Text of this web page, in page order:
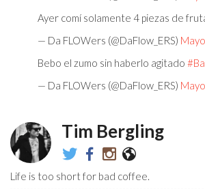
Ayer comí solamente 4 piezas de
— Da FLOWers (@DaFlow_ERS)
Bebo el zumo sin haberlo agitado
— Da FLOWers (@DaFlow_ERS)
Tim Bergling
@TheIdealistES
TheIdealistES
theidealist.es
http://
Life is too short for bad coffee.